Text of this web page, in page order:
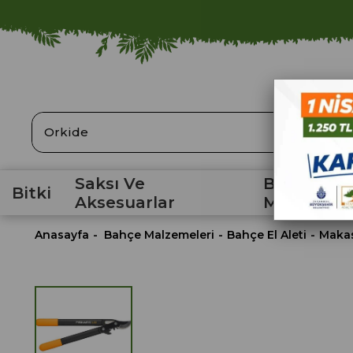
ARA
Bitki
Saksı Ve
Aksesuarlar
Bahçe
Anasayfa Bahçe Malzemeleri Bahçe El Aleti